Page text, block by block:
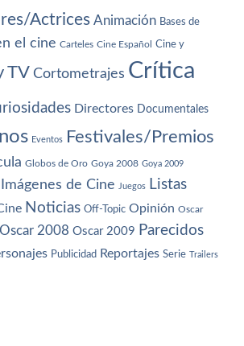
Actrices Animación Bases de
el cine Carteles Cine Español Cine y
TV Cortometrajes Crítica
Directores Documentales
Eventos Festivales/Premios
Globos de Oro Goya 2008 Goya 2009
Imágenes de Cine Juegos Listas
Noticias Off-Topic Opinión Oscar
Oscar 2008 Oscar 2009 Parecidos
Publicidad Reportajes Serie Trailers